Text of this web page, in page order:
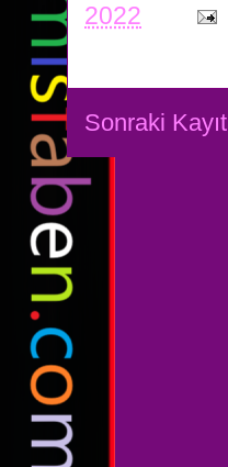
2022
Sonraki Kayıt